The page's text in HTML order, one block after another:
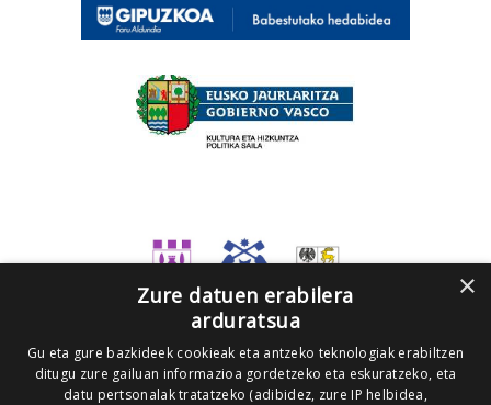
×
Zure datuen erabilera
arduratsua
Gu eta gure bazkideek cookieak eta antzeko teknologiak erabiltzen
ditugu zure gailuan informazioa gordetzeko eta eskuratzeko, eta
datu pertsonalak tratatzeko (adibidez, zure IP helbidea,